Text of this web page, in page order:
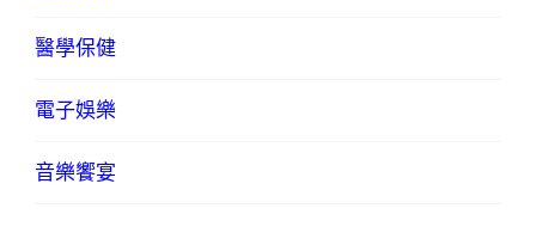
醫學保健
電子娛樂
音樂饗宴